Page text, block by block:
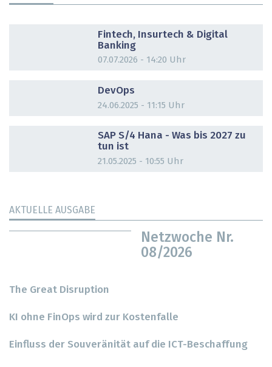
Fintech, Insurtech & Digital
Banking
07.07.2026 - 14:20 Uhr
DevOps
24.06.2025 - 11:15 Uhr
SAP S/4 Hana - Was bis 2027 zu
tun ist
21.05.2025 - 10:55 Uhr
AKTUELLE AUSGABE
Netzwoche Nr.
08/2026
The Great Disruption
KI ohne FinOps wird zur Kostenfalle
Einfluss der Souveränität auf die ICT-Beschaffung